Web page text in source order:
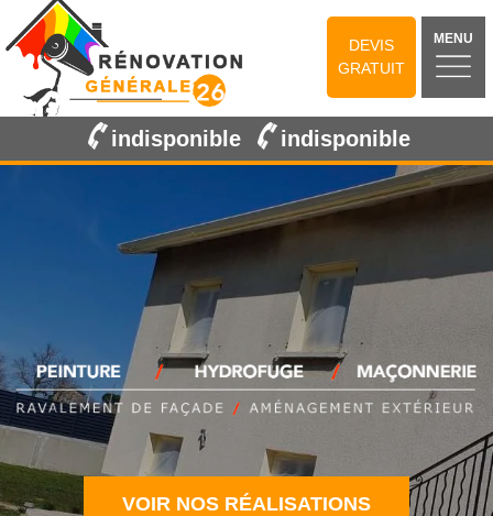
DEVIS
GRATUIT
MENU
indisponible indisponible
VOIR NOS RÉALISATIONS